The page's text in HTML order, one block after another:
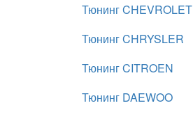
Тюнинг CHEVROLET
Тюнинг CHRYSLER
Тюнинг CITROEN
Тюнинг DAEWOO